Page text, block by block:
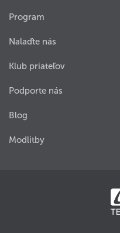
Program
Nalaďte nás
Klub priateľov
Podporte nás
Blog
Modlitby